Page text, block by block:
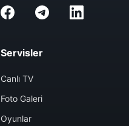
Servisler
Canlı TV
Foto Galeri
Oyunlar